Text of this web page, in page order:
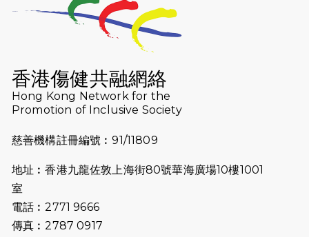
2025-09-08 渣打香港馬拉松2026 慈善計劃
Lockton Fearless Dragon Trail
Run 2025
2025-08-07 諾德 x 猛龍慈善共融音樂夜2025
🌟
2025-06-15
會及愛。匯聚商龍會支持！
香港傷健共融網絡
Hong Kong Network for the
Promotion of Inclusive Society
慈善機構註冊編號︰91/11809
地址︰香港九龍佐敦上海街80號華海廣場10樓1001
室
電話︰2771 9666
傳真︰2787 0917